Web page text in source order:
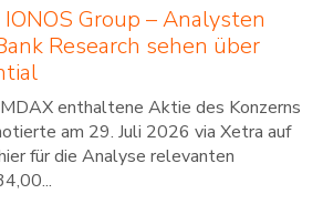
Group – Analysten
Research sehen über
enthaltene Aktie des Konzerns
am 29. Juli 2026 via Xetra auf
für die Analyse relevanten